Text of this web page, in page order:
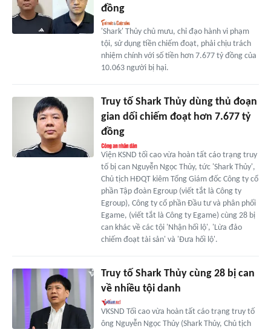
đồng
'Shark' Thủy chủ mưu, chỉ đạo hành vi phạm
tội, sử dụng tiền chiếm đoạt, phải chịu trách
nhiệm chính với số tiền hơn 7.677 tỷ đồng của
10.063 người bị hại.
Truy tố Shark Thủy dùng thủ đoạn
gian dối chiếm đoạt hơn 7.677 tỷ
đồng
Viện KSND tối cao vừa hoàn tất cáo trạng truy
tố bị can Nguyễn Ngọc Thủy, tức 'Shark Thủy',
Chủ tịch HĐQT kiêm Tổng Giám đốc Công ty cổ
phần Tập đoàn Egroup (viết tắt là Công ty
Egroup), Công ty cổ phần Đầu tư và phân phối
Egame, (viết tắt là Công ty Egame) cùng 28 bị
can khác về các tội 'Nhận hối lộ', 'Lừa đảo
chiếm đoạt tài sản' và 'Đưa hối lộ'.
Truy tố Shark Thủy cùng 28 bị can
về nhiều tội danh
VKSND Tối cao vừa hoàn tất cáo trạng truy tố
ông Nguyễn Ngọc Thủy (Shark Thủy, Chủ tịch